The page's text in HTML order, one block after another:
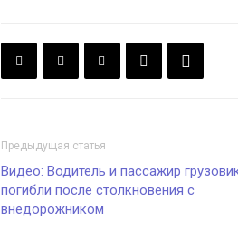
Предыдущая статья
Видео: Водитель и пассажир
погибли после столкновения с
внедорожником